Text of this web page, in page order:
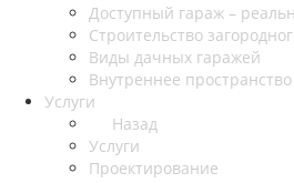
Доступный гараж –
Строительство
Виды дачных гаражей
Внутреннее
Услуги
Назад
Услуги
Проектирование